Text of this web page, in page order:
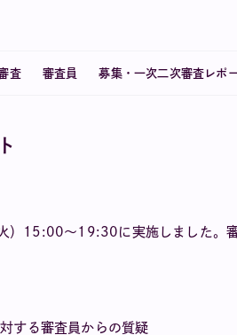
査 審査員 募集・一次二次審査レポ
15:00～19:30に実施しました。審
する審査員からの質疑